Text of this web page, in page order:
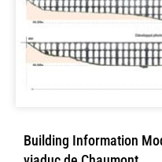
Building Information